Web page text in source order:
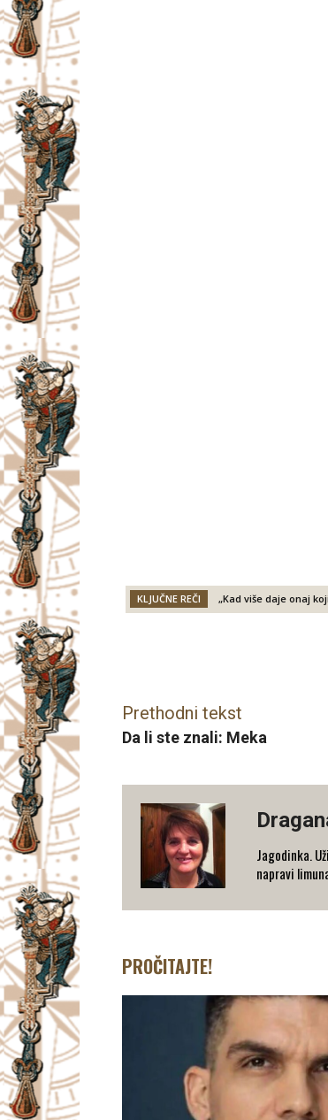
KLJUČNE REČI „Kad više daje onaj
Prethodni tekst
Da li ste znali: Meka
Jagodinka.
napravi
PROČITAJTE!